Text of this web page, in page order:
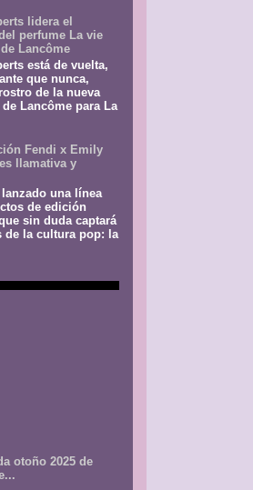
lidera el
perfume La vie
Lancôme
está de vuelta,
que nunca,
de la nueva
Lancôme para La
Fendi x Emily
llamativa y
una línea
de edición
sin duda captará
de la cultura pop: la
otoño 2025 de